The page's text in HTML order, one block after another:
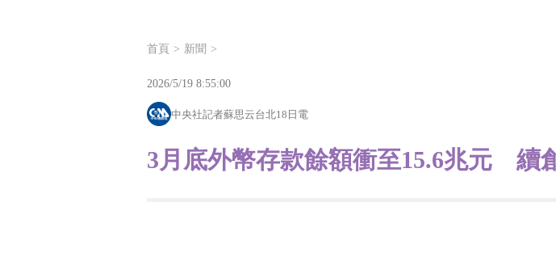
首頁 新聞
3月底外幣存款餘額衝至15.6兆元 續
2026/5/19 8:55:00
中央社記者蘇思云台北18日電